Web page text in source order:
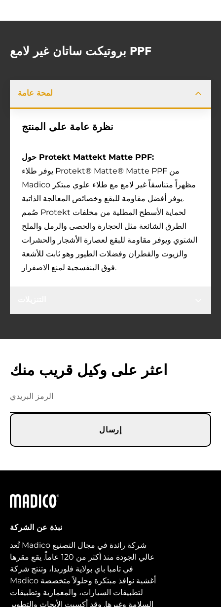
بروتيكت ساتان غير لامع PPF
لمحة عامة
نظرة عامة على المنتج
حول Protekt Mattekt Matte PPF:
يوفر طلاء Protekt® Matte® Matte PPF من
Madico مظهراً متناسقاً غير لامع مع طلاء علوي مبتكر
يوفر أفضل مقاومة للبقع وخصائص المعالجة الذاتية.
صُمم Protekt لحماية الأسطح المطلية من مخلفات
الطرق الشائعة مثل الحجارة والحصى والرمل والملح
الشتوي ويوفر مقاومة للبقع لعصارة الأشجار والحشرات
والزيوت والقطران وفضلات الطيور وهو ثابت للأشعة
فوق البنفسجية لمنع الاصفرار.
اعثر على وكيل قريب منك
إرسال
ماديكو
نبذة عن الشركة
تُعد Madico شركة رائدة في مجال التصنيع
عالي الجودة منذ أكثر من 120 عاماً. يقع مقرها
في تامبا باي بولاية فلوريدا، وتنتج شركة
Madico أغشية نوافذ مبتكرة وحلولاً متخصصة
لتطبيقات السيارات، والمعمارية وتطبيقات
السلامة وغيرها. وقد أكسبت الأبحاث والتطوير